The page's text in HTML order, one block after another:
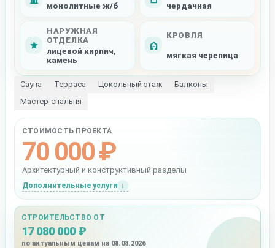
монолитные ж/б
чердачная
НАРУЖНАЯ
ОТДЕЛКА
лицевой кирпич,
камень
КРОВЛЯ
мягкая черепица
Сауна Терраса Цокольный этаж
Балконы
Мастер-спальня
СТОИМОСТЬ ПРОЕКТА
70 000 ₽
Архитектурный и конструктивный разделы
Дополнительные услуги
СТРОИТЕЛЬСТВО ОТ
17 080 000 ₽
по актуальным ценам на 08.08.2026